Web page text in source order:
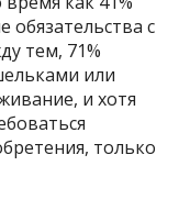
с
тем, 71%
или
и хотя
только